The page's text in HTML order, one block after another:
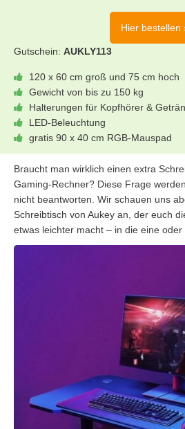
Hier bestellen
Gutschein: AUKLY113
120 x 60 cm groß und 75 cm hoch
Gewicht von bis zu 150 kg
Halterungen für Kopfhörer &
LED-Beleuchtung
gratis 90 x 40 cm RGB-Mauspad
Braucht man wirklich einen extra
Gaming-Rechner? Diese Frage
nicht beantworten. Wir schauen uns
Schreibtisch von Aukey an, der euch
etwas leichter macht – in die eine oder